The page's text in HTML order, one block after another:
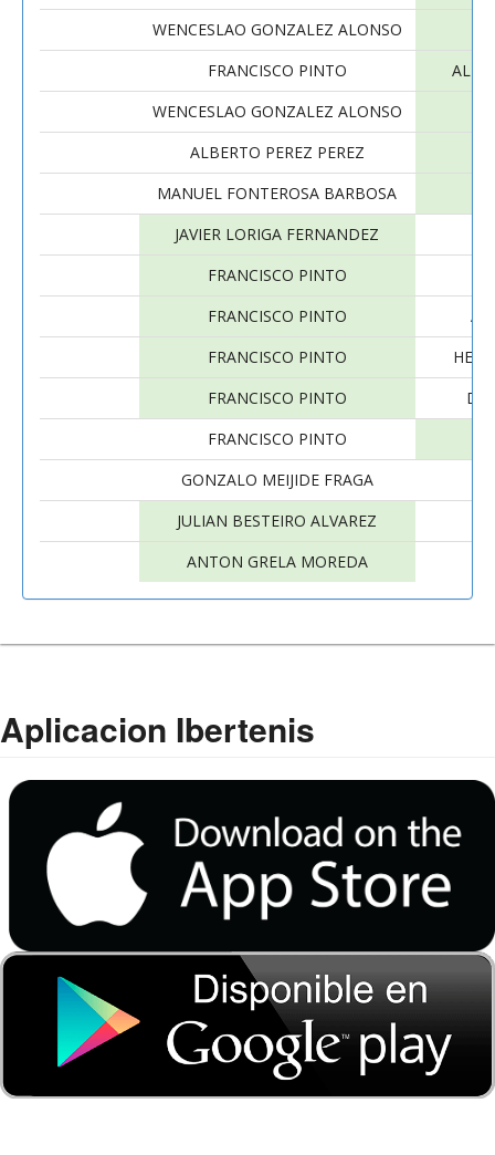
WENCESLAO GONZALEZ ALONSO
FRANCISCO PINTO
WENCESLAO GONZALEZ ALONSO
ALBERTO PEREZ PEREZ
MANUEL FONTEROSA BARBOSA
JAVIER LORIGA FERNANDEZ
FRANCISCO PINTO
FRANCISCO PINTO
FRANCISCO PINTO
FRANCISCO PINTO
FRANCISCO PINTO
GONZALO MEIJIDE FRAGA
JULIAN BESTEIRO ALVAREZ
ANTON GRELA MOREDA
Aplicacion Ibertenis